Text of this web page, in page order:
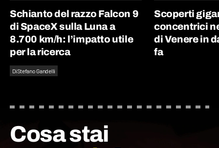
Schianto del razzo Falcon 9
di SpaceX sulla Luna a
8.700 km/h: l’impatto utile
per la ricerca
DiStefano Gandelli
Scoperti
concentrici
di Venere in
fa
Cosa stai